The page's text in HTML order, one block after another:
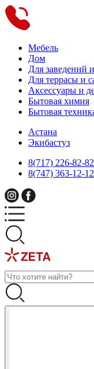
Мебель
Дом
Для заведений
Для террасы и
Аксессуары и
Бытовая химия
Бытовая
Астана
Экибастуз
8(717) 226-82-82
8(747) 363-12-12